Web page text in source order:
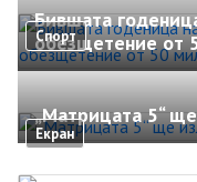
Спорт
Бившата
обезщетение от
Екран
„Матрицата 5“